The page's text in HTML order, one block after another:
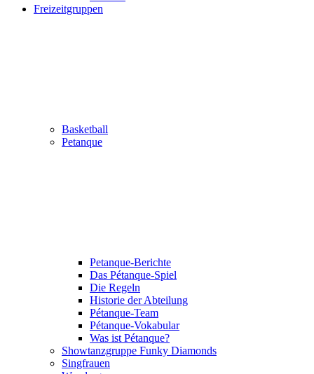
Freizeitgruppen
Basketball
Petanque
Petanque-Berichte
Das Pétanque-Spiel
Die Regeln
Historie der Abteilung
Pétanque-Team
Pétanque-Vokabular
Was ist Pétanque?
Showtanzgruppe Funky Diamonds
Singfrauen